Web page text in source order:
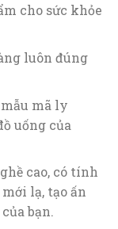
cho sức khỏe
luôn đúng
mã ly
uống của
cao, có tính
lạ, tạo ấn
bạn.